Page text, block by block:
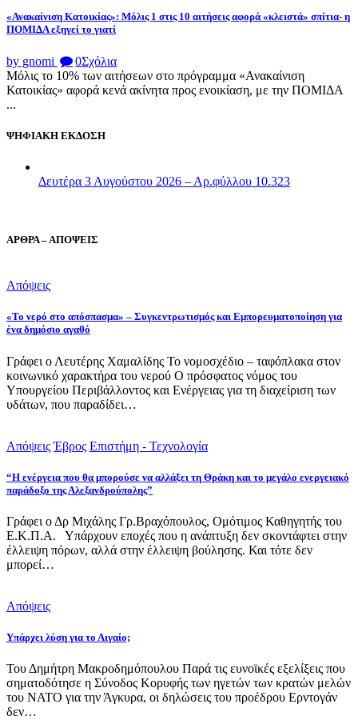
«Ανακαίνιση Κατοικίας»: Μόλις 1 στις 10 αιτήσεις αφορά «κλειστά» σπίτια- η
ΠΟΜΙΔΑ εξηγεί το γιατί
by gnomi 0Σχόλια
Μόλις το 10% των αιτήσεων στο πρόγραμμα «Ανακαίνιση
Κατοικίας» αφορά κενά ακίνητα προς ενοικίαση, με την ΠΟΜΙΔΑ
...
ΨΗΦΙΑΚΗ ΕΚΔΟΣΗ
Δευτέρα 3 Αυγούστου 2026 – Αρ.φύλλου 10.323
ΑΡΘΡΑ – ΑΠΟΨΕΙΣ
Απόψεις
«Το νερό στο απόσπασμα» – Συγκεντρωτισμός και Εμπορευματοποίηση για
ένα δημόσιο αγαθό
Γράφει ο Λευτέρης Χαμαλίδης Το νομοσχέδιο – ταφόπλακα στον
κοινωνικό χαρακτήρα του νερού Ο πρόσφατος νόμος του
Υπουργείου Περιβάλλοντος και Ενέργειας για τη διαχείριση των
υδάτων, που παραδίδει…
Απόψεις Έβρος Επιστήμη - Τεχνολογία
“Η ενέργεια που θα μπορούσε να αλλάξει τη Θράκη και το μεγάλο ενεργειακό
παράδοξο της Αλεξανδρούπολης”
Γράφει ο Δρ Μιχάλης Γρ.Βραχόπουλος, Ομότιμος Καθηγητής του
Ε.Κ.Π.Α. Υπάρχουν εποχές που η ανάπτυξη δεν σκοντάφτει στην
έλλειψη πόρων, αλλά στην έλλειψη βούλησης. Και τότε δεν
μπορεί…
Απόψεις
Υπάρχει λύση για το Αιγαίο;
Του Δημήτρη Μακροδημόπουλου Παρά τις ευνοϊκές εξελίξεις που
σηματοδότησε η Σύνοδος Κορυφής των ηγετών των κρατών μελών
του ΝΑΤΟ για την Άγκυρα, οι δηλώσεις του προέδρου Ερντογάν
δεν…